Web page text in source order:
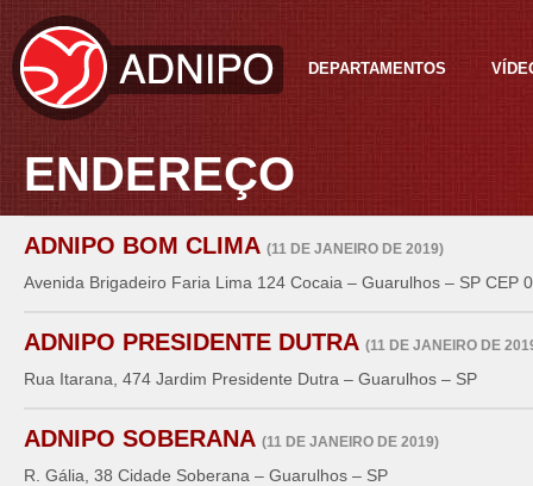
DEPARTAMENTOS
ENDEREÇO
ADNIPO BOM CLIMA (11 DE JANEIRO DE 2019)
Avenida Brigadeiro Faria Lima 124 Cocaia – Guarulhos – SP CEP
ADNIPO PRESIDENTE DUTRA (11 DE JANEIRO DE
Rua Itarana, 474 Jardim Presidente Dutra – Guarulhos – SP
ADNIPO SOBERANA (11 DE JANEIRO DE 2019)
R. Gália, 38 Cidade Soberana – Guarulhos – SP